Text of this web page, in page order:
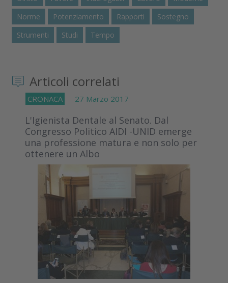
Norme
Potenziamento Rapporti
Sostegno
Strumenti
Studi Tempo
Articoli correlati
CRONACA 27 Marzo 2017
L'Igienista Dentale al Senato. Dal
Congresso Politico AIDI -UNID emerge
una professione matura e non solo per
ottenere un Albo